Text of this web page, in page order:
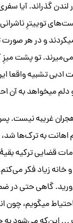
لندن گذراند. آیا
توییترِ
میکردند و در هر
تو پشت میزِ
ادبی تشبیه واقعا
میخواهد به آن
غریبه نیست. پس
اهانت به ترک‌ها
قضایی ترکیه
زیاد فکر
گاهی حتی در
میگویم،